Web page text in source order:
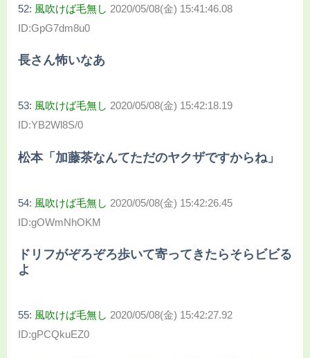
52: 風吹けば毛無し 2020/05/08(金) 15:41:46.08
ID:GpG7dm8u0
長さん怖いなあ
53: 風吹けば毛無し 2020/05/08(金) 15:42:18.19
ID:YB2Wl8S/0
松本「加藤茶なんてただのヤクザですからね」
54: 風吹けば毛無し 2020/05/08(金) 15:42:26.45
ID:gOWmNhOKM
ドリフがぞろぞろ歩いて寄ってきたらそらビビる
よ
55: 風吹けば毛無し 2020/05/08(金) 15:42:27.92
ID:gPCQkuEZ0